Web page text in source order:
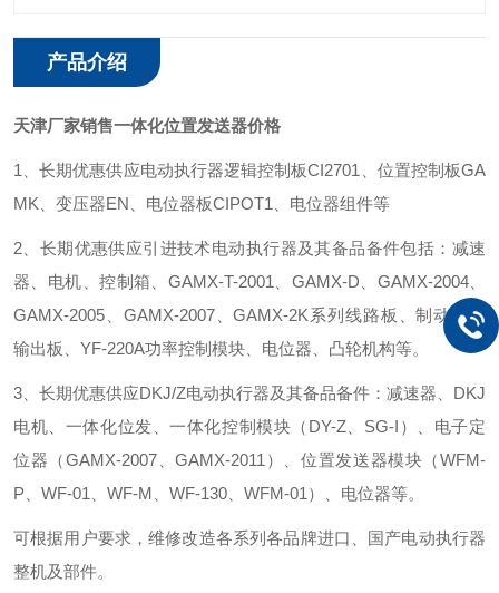
产品介绍
天津厂家销售一体化位置发送器价格
1、长期优惠供应电动执行器逻辑控制板CI2701、位置控制板GA
MK、变压器EN、电位器板CIPOT1、电位器组件等
2、长期优惠供应引进技术电动执行器及其备品备件包括：减速
器、电机、控制箱、GAMX-T-2001、GAMX-D、GAMX-2004、
GAMX-2005、GAMX-2007、GAMX-2K系列线路板、制动板、
输出板、YF-220A功率控制模块、电位器、凸轮机构等。
3、长期优惠供应DKJ/Z电动执行器及其备品备件：减速器、DKJ
电机、一体化位发、一体化控制模块（DY-Z、SG-I）、电子定
位器（GAMX-2007、GAMX-2011）、位置发送器模块（WFM-
P、WF-01、WF-M、WF-130、WFM-01）、电位器等。
可根据用户要求，维修改造各系列各品牌进口、国产电动执行器
整机及部件。